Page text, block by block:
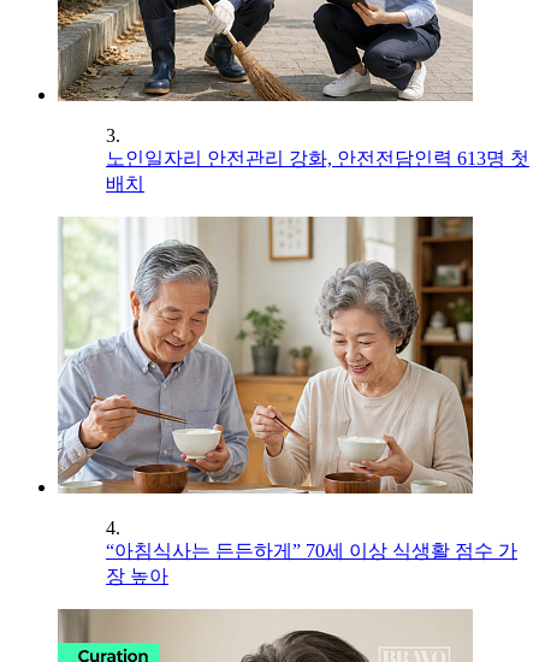
3.
노인일자리 안전관리 강화, 안전전담인력 613명 첫
배치
4.
“아침식사는 든든하게” 70세 이상 식생활 점수 가
장 높아